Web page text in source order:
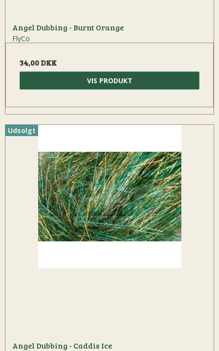
Angel Dubbing - Burnt Orange
FlyCo
34,00 DKK
VIS PRODUKT
Udsolgt
Angel Dubbing - Caddis Ice